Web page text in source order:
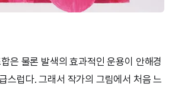
은 물론 발색의 효과적인 운용이 안해경
스럽다. 그래서 작가의 그림에서 처음 느